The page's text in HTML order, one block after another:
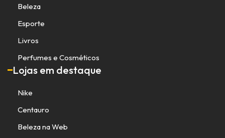
Beleza
Esporte
Livros
Perfumes e Cosméticos
Lojas em destaque
Nike
Centauro
Beleza na Web